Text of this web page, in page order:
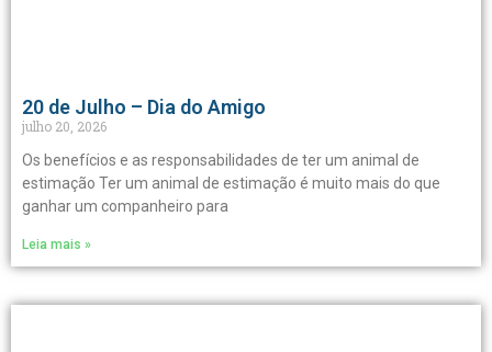
20 de Julho – Dia do Amigo
julho 20, 2026
Os benefícios e as responsabilidades de ter um animal de
estimação Ter um animal de estimação é muito mais do que
ganhar um companheiro para
Leia mais »